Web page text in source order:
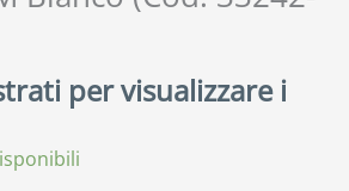
per visualizzare i